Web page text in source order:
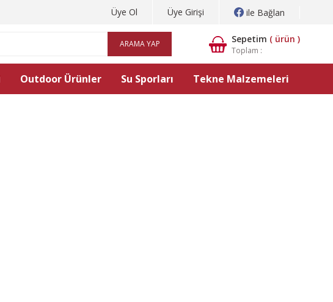
Üye Ol Üye Girişi ile Bağlan
ARAMA YAP Sepetim ( ürün )
Toplam :
Outdoor Ürünler Su Sporları Tekne Malzemeleri